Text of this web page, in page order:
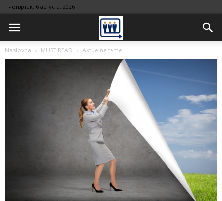
четвртак, 6 августа, 2026
Naslovna MUST READ Aktuelne teme